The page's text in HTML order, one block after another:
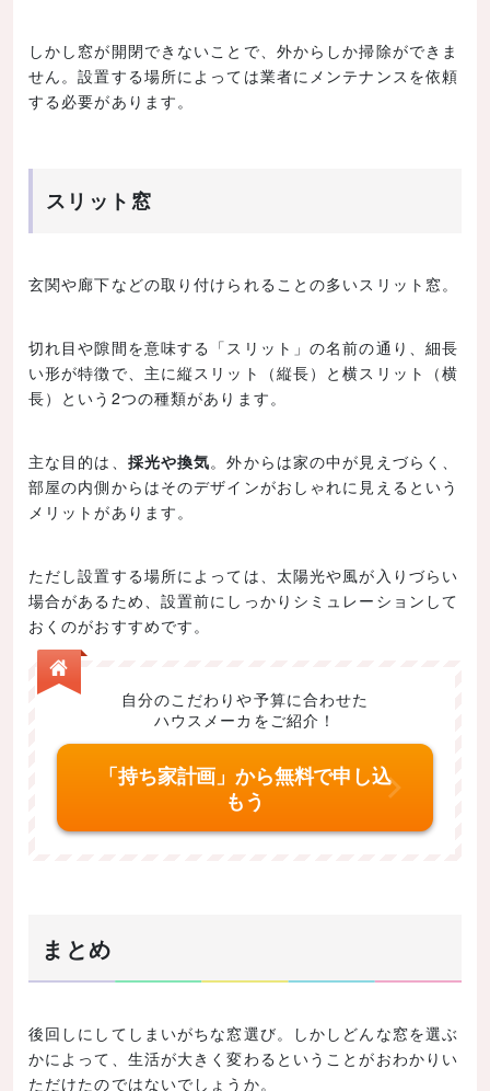
しかし窓が開閉できないことで、外からしか掃除ができま
せん。設置する場所によっては業者にメンテナンスを依頼
する必要があります。
スリット窓
玄関や廊下などの取り付けられることの多いスリット窓。
切れ目や隙間を意味する「スリット」の名前の通り、細長
い形が特徴で、主に縦スリット（縦長）と横スリット（横
長）という2つの種類があります。
主な目的は、 採光や換気。外からは家の中が見えづらく、
部屋の内側からはそのデザインがおしゃれに見えるという
メリットがあります。
ただし設置する場所によっては、太陽光や風が入りづらい
場合があるため、設置前にしっかりシミュレーションして
おくのがおすすめです。
自分のこだわりや予算に合わせた
ハウスメーカをご紹介！
「持ち家計画」から無料で申し込
もう
まとめ
後回しにしてしまいがちな窓選び。しかしどんな窓を選ぶ
かによって、生活が大きく変わるということがおわかりい
ただけたのではないでしょうか。